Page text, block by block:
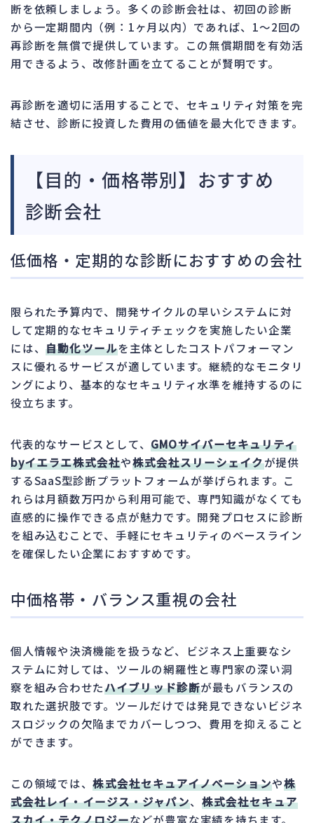
断を依頼しましょう。多くの診断会社は、初回の診断
から一定期間内（例：1ヶ月以内）であれば、1〜2回の
再診断を無償で提供しています。この無償期間を有効活
用できるよう、改修計画を立てることが賢明です。
再診断を適切に活用することで、セキュリティ対策を完
結させ、診断に投資した費用の価値を最大化できます。
【目的・価格帯別】おすすめ
診断会社
低価格・定期的な診断におすすめの会社
限られた予算内で、開発サイクルの早いシステムに対
して定期的なセキュリティチェックを実施したい企業
には、自動化ツールを主体としたコストパフォーマン
スに優れるサービスが適しています。継続的なモニタリ
ングにより、基本的なセキュリティ水準を維持するのに
役立ちます。
代表的なサービスとして、GMOサイバーセキュリティ
byイエラエ株式会社や株式会社スリーシェイクが提供
するSaaS型診断プラットフォームが挙げられます。こ
れらは月額数万円から利用可能で、専門知識がなくても
直感的に操作できる点が魅力です。開発プロセスに診断
を組み込むことで、手軽にセキュリティのベースライン
を確保したい企業におすすめです。
中価格帯・バランス重視の会社
個人情報や決済機能を扱うなど、ビジネス上重要なシ
ステムに対しては、ツールの網羅性と専門家の深い洞
察を組み合わせたハイブリッド診断が最もバランスの
取れた選択肢です。ツールだけでは発見できないビジネ
スロジックの欠陥までカバーしつつ、費用を抑えること
ができます。
この領域では、株式会社セキュアイノベーションや株
式会社レイ・イージス・ジャパン、株式会社セキュア
スカイ・テクノロジーなどが豊富な実績を持ちます。